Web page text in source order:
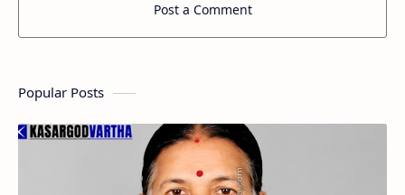
Post a Comment
Popular Posts